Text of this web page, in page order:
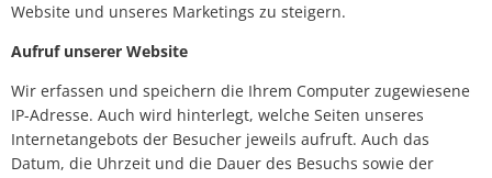
Website und unseres Marketings zu steigern.
Aufruf unserer Website
Wir erfassen und speichern die Ihrem Computer zugewiesene
IP-Adresse. Auch wird hinterlegt, welche Seiten unseres
Internetangebots der Besucher jeweils aufruft. Auch das
Datum, die Uhrzeit und die Dauer des Besuchs sowie der